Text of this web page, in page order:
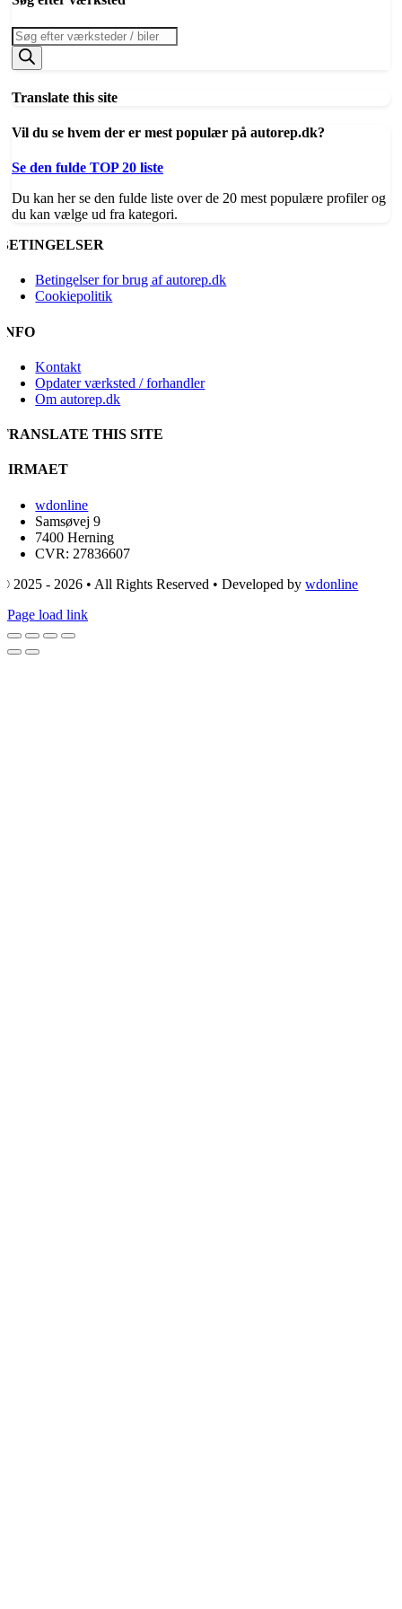
Products
search
Translate this site
Vil du se hvem der er mest populær på autorep.dk?
Se den fulde TOP 20 liste
Du kan her se den fulde liste over de 20 mest populære profiler og
du kan vælge ud fra kategori.
BETINGELSER
Betingelser for brug af autorep.dk
Cookiepolitik
INFO
Kontakt
Opdater værksted / forhandler
Om autorep.dk
TRANSLATE THIS SITE
FIRMAET
wdonline
Samsøvej 9
7400 Herning
CVR: 27836607
© 2025 - 2026 • All Rights Reserved • Developed bywdonline
Page load link